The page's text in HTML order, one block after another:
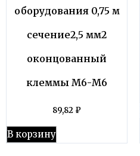
оборудования 0,75 м
сечение2,5 мм2
оконцованный
клеммы М6-М6
89,82 ₽
В корзину